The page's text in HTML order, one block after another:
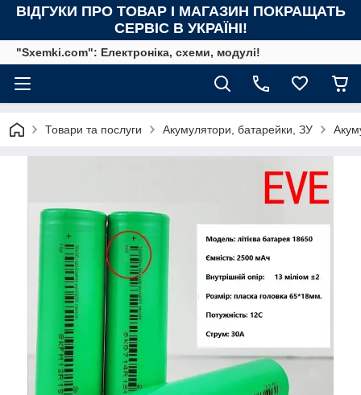
ВІДГУКИ ПРО ТОВАР І МАГАЗИН ПОКРАЩАТЬ
СЕРВІС В УКРАЇНІ!
"Sxemki.com": Електроніка, схеми, модулі!
Товари та послуги Акумулятори, батарейки, ЗУ